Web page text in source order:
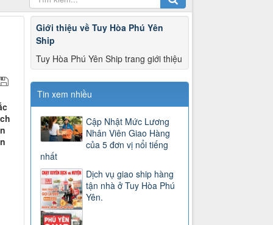
Giới thiệu về Tuy Hòa Phú Yên
Ship
Tuy Hòa Phú Yên Ship trang giới thiệu
Tin xem nhiều
Cập Nhật Mức Lương
Nhân Viên Giao Hàng
của 5 đơn vị nổi tiếng
nhất
Dịch vụ giao ship hàng
tận nhà ở Tuy Hòa Phú
Yên.